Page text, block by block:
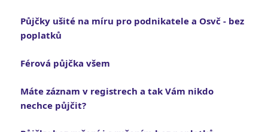
Půjčky ušité na míru pro podnikatele a Osvč - bez
poplatků
Férová půjčka všem
Máte záznam v registrech a tak Vám nikdo
nechce půjčit?